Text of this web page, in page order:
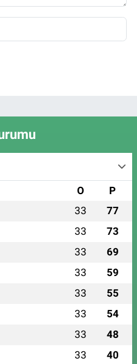
O P
33 77
33 73
33 69
33 59
33 55
33 54
33 48
33 40